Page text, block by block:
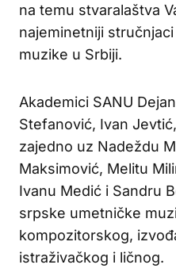
na temu stvaralaštva
najeminetniji
muzike u Srbiji.
Akademici SANU
Stefanović, Ivan
zajedno uz Nadeždu
Maksimović, Melitu
Ivanu Medić i Sandru
srpske umetničke
kompozitorskog,
istraživačkog i ličnog.